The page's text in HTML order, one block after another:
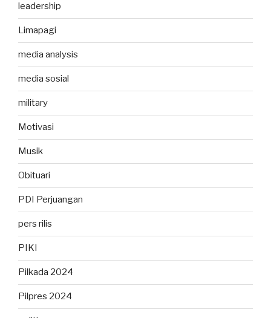
leadership
Limapagi
media analysis
media sosial
military
Motivasi
Musik
Obituari
PDI Perjuangan
pers rilis
PIKI
Pilkada 2024
Pilpres 2024